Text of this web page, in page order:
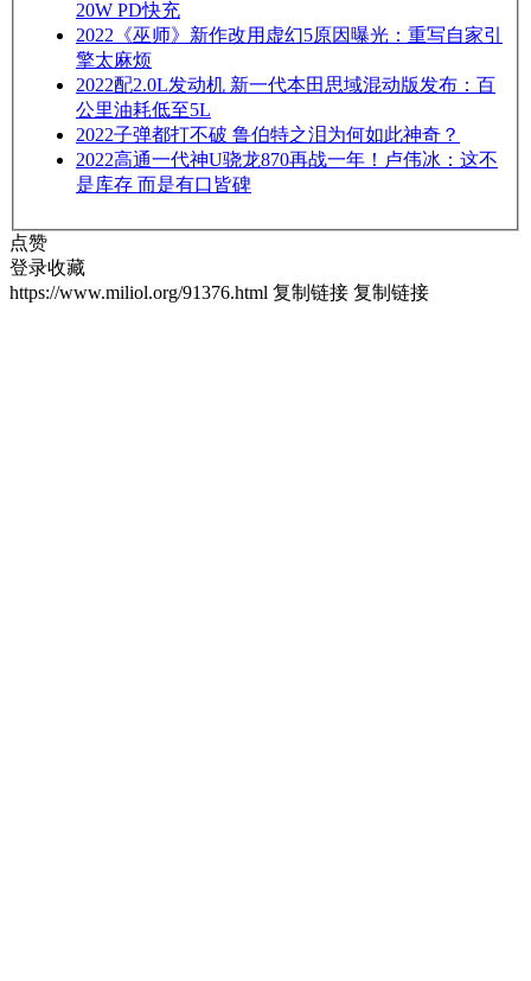
20W PD快充
2022 《巫师》新作改用虚幻5原因曝光：重写自家引
擎太麻烦
2022配2.0L发动机 新一代本田思域混动版发布：百
公里油耗低至5L
2022子弹都打不破 鲁伯特之泪为何如此神奇？
2022高通一代神U骁龙870再战一年！卢伟冰：这不
是库存 而是有口皆碑
点赞
登录收藏
https://www.miliol.org/91376.html 复制链接 复制链接